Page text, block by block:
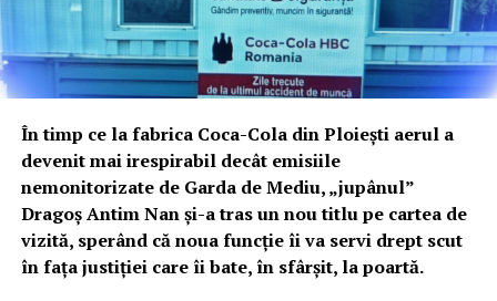
În timp ce la fabrica Coca-Cola din Ploiești aerul a
devenit mai irespirabil decât emisiile
nemonitorizate de Garda de Mediu, „jupânul”
Dragoș Antim Nan și-a tras un nou titlu pe cartea de
vizită, sperând că noua funcție îi va servi drept scut
în fața justiției care îi bate, în sfârșit, la poartă.